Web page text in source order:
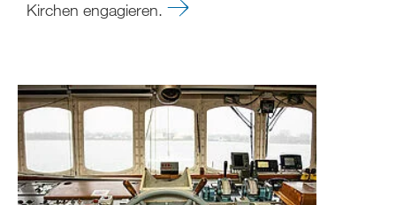
Kirchen engagieren.